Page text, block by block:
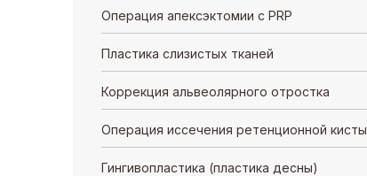
Операция апексэктомии с PRP
Пластика слизистых тканей
Коррекция альвеолярного отростка
Операция иссечения ретенционной кисты
Гингивопластика (пластика десны)